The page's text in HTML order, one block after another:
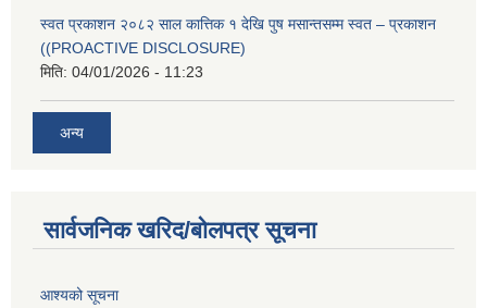
स्वत प्रकाशन २०८२ साल कात्तिक १ देखि पुष मसान्तसम्म स्वत – प्रकाशन
((PROACTIVE DISCLOSURE)
मिति: 04/01/2026 - 11:23
अन्य
सार्वजनिक खरिद/बोलपत्र सूचना
आश्यको सूचना